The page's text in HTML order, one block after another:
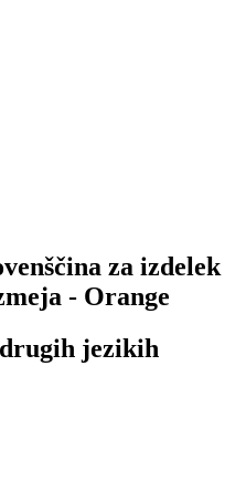
za izdelek
- Orange
jezikih